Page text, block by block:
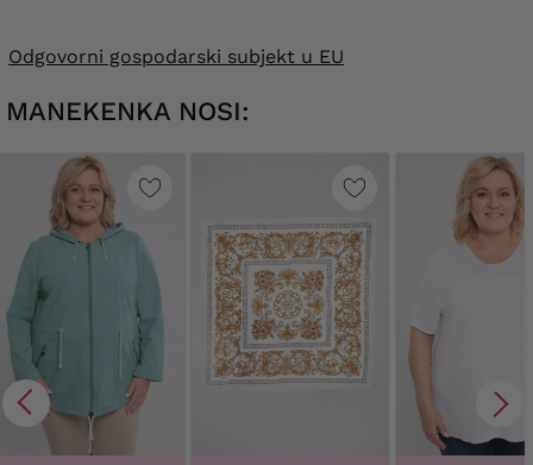
Odgovorni gospodarski subjekt u EU
MANEKENKA NOSI: